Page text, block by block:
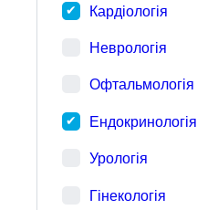
Кардіологія
Неврологія
Офтальмологія
Ендокринологія
Урологія
Гінекологія